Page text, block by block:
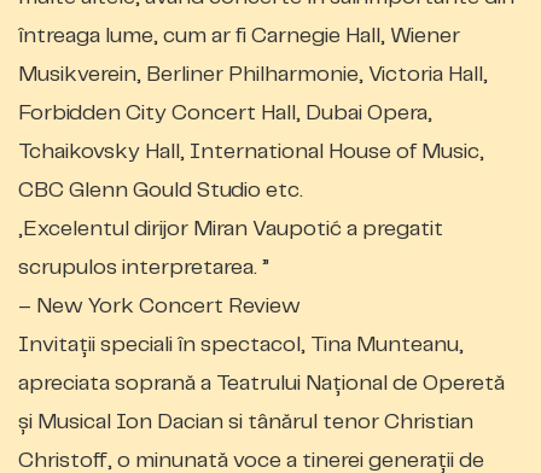
întreaga lume, cum ar fi Carnegie Hall, Wiener
Musikverein, Berliner Philharmonie, Victoria Hall,
Forbidden City Concert Hall, Dubai Opera,
Tchaikovsky Hall, International House of Music,
CBC Glenn Gould Studio etc.
„Excelentul dirijor Miran Vaupotić a pregatit
scrupulos interpretarea. ”
– New York Concert Review
Invitații speciali în spectacol, Tina Munteanu,
apreciata soprană a Teatrului Național de Operetă
și Musical Ion Dacian si tânărul tenor Christian
Christoff, o minunată voce a tinerei generații de